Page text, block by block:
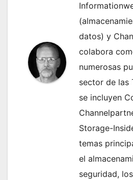
datos) y
colabora
numerosas
sector de las
se incluyen
Storage-
temas
el
seguridad,